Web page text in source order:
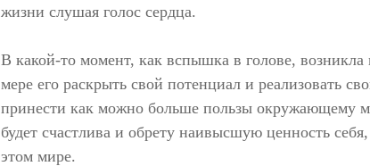
жизни слушая голос сердца.
В какой-то момент, как вспышка в голове,
мере его раскрыть свой потенциал и реализовать
принести как можно больше пользы окружающему
будет счастлива и обрету наивысшую ценность
этом мире.